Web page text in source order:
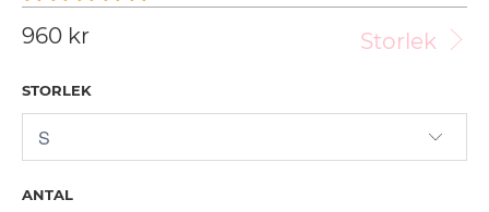
Storlek
960 kr
STORLEK
ANTAL